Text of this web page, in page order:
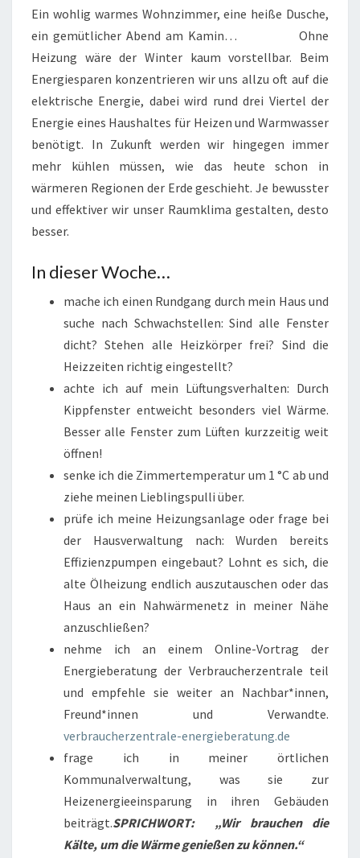
Ein wohlig warmes Wohnzimmer, eine heiße Dusche,
ein gemütlicher Abend am Kamin… Ohne
Heizung wäre der Winter kaum vorstellbar. Beim
Energiesparen konzentrieren wir uns allzu oft auf die
elektrische Energie, dabei wird rund drei Viertel der
Energie eines Haushaltes für Heizen und Warmwasser
benötigt. In Zukunft werden wir hingegen immer
mehr kühlen müssen, wie das heute schon in
wärmeren Regionen der Erde geschieht. Je bewusster
und effektiver wir unser Raumklima gestalten, desto
besser.
In dieser Woche…
mache ich einen Rundgang durch mein Haus und
suche nach Schwachstellen: Sind alle Fenster
dicht? Stehen alle Heizkörper frei? Sind die
Heizzeiten richtig eingestellt?
achte ich auf mein Lüftungsverhalten: Durch
Kippfenster entweicht besonders viel Wärme.
Besser alle Fenster zum Lüften kurzzeitig weit
öffnen!
senke ich die Zimmertemperatur um 1 °C ab und
ziehe meinen Lieblingspulli über.
prüfe ich meine Heizungsanlage oder frage bei
der Hausverwaltung nach: Wurden bereits
Effizienzpumpen eingebaut? Lohnt es sich, die
alte Ölheizung endlich auszutauschen oder das
Haus an ein Nahwärmenetz in meiner Nähe
anzuschließen?
nehme ich an einem Online-Vortrag der
Energieberatung der Verbraucherzentrale teil
und empfehle sie weiter an Nachbar*innen,
Freund*innen und Verwandte.
verbraucherzentrale-energieberatung.de
frage ich in meiner örtlichen
Kommunalverwaltung, was sie zur
Heizenergieeinsparung in ihren Gebäuden
beiträgt.SPRICHWORT: „Wir brauchen die
Kälte, um die Wärme genießen zu können.“